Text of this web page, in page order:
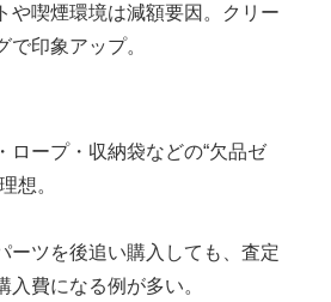
や喫煙環境は減額要因。クリー
で印象アップ。
ロープ・収納袋などの“欠品ゼ
想。
ーツを後追い購入しても、査定
入費になる例が多い。